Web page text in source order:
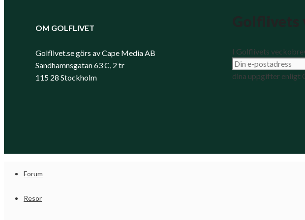
OM GOLFLIVET
Golflivet.se görs av Cape Media AB
Sandhamnsgatan 63 C, 2 tr
115 28 Stockholm
I Golflivets
dina uppgifter enligt
Forum
Resor